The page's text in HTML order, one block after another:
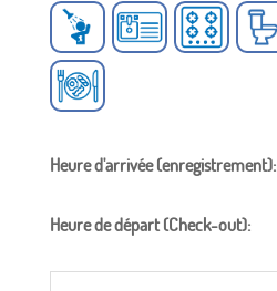
Heure d'arrivée (enregistrement):
Heure de départ (Check-out):